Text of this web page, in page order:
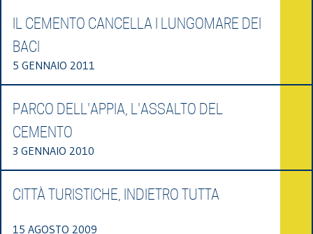
IL CEMENTO CANCELLA I LUNGOMARE DEI
BACI
5 GENNAIO 2011
PARCO DELL'APPIA, L'ASSALTO DEL
CEMENTO
3 GENNAIO 2010
CITTÀ TURISTICHE, INDIETRO TUTTA
15 AGOSTO 2009